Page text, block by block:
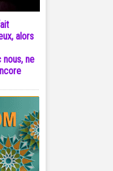
alors
nous, ne